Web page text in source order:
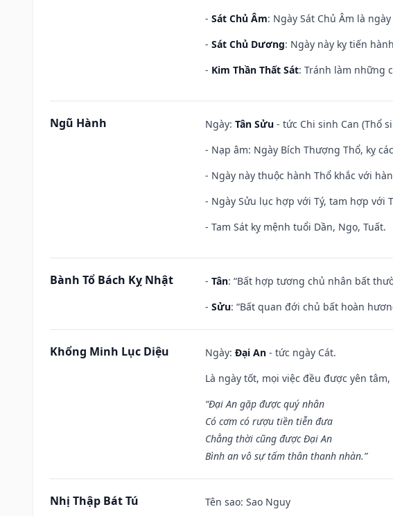
- Sát Chủ Âm: Ngày Sát Chủ Âm là
- Sát Chủ Dương: Ngày này kỵ tiến
- Kim Thần Thất Sát: Tránh làm những
Ngũ Hành Ngày: Tân Sửu - tức Chi sinh Can (Thổ
- Nạp âm: Ngày Bích Thượng Thổ, kỵ
- Ngày này thuộc hành Thổ khắc với
- Ngày Sửu lục hợp với Tý, tam hợp với
- Tam Sát kỵ mệnh tuổi Dần, Ngọ, Tuất.
Bành Tổ Bách Kỵ Nhật - Tân: “Bất hợp tương chủ nhân bất
- Sửu: “Bất quan đới chủ bất hoàn
Khổng Minh Lục Diệu Ngày: Đại An - tức ngày Cát.
Là ngày tốt, mọi việc đều được yên
“Đại An gặp được quý nhân
Có cơm có rượu tiền tiễn đưa
Chẳng thời cũng được Đại An
Bình an vô sự tấm thân thanh nhàn.”
Nhị Thập Bát Tú Tên sao: Sao Nguy